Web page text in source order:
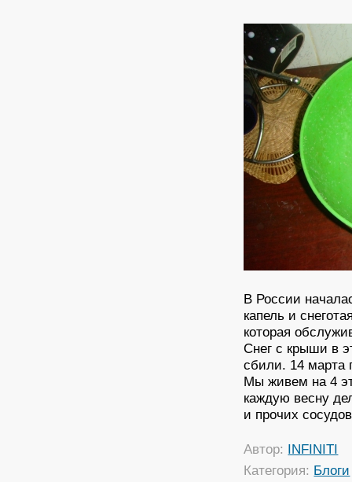
В России
капель и
которая
Снег с крыши в
сбили. 14 марта
Мы живем на 4
каждую весну
и прочих
Автор: INFINITI
Категория: Блоги